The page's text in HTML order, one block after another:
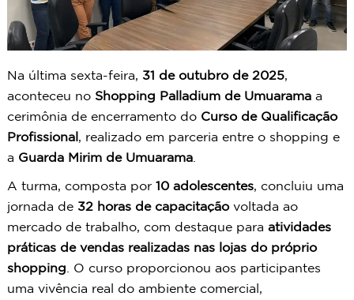
Na última sexta-feira, 31 de outubro de 2025,
aconteceu no Shopping Palladium de Umuaramaa
cerimônia de encerramento do Curso de Qualificação
Profissional, realizado em parceria entre o shopping e
a Guarda Mirim de Umuarama.
A turma, composta por 10 adolescentes, concluiu uma
jornada de 32 horas de capacitaçãovoltada ao
mercado de trabalho, com destaque para atividades
práticas de vendas realizadas nas lojas do próprio
shopping . O curso proporcionou aos participantes
uma vivência real do ambiente comercial,